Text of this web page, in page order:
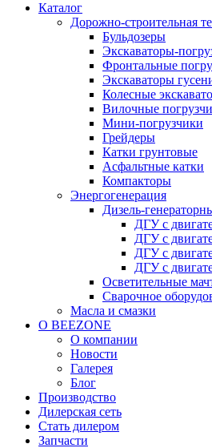
Каталог
Дорожно-строительная
Бульдозеры
Экскаваторы-
Фронтальные
Экскаваторы
Колесные
Вилочные
Мини-погрузчики
Грейдеры
Катки грунтовые
Асфальтные катки
Компакторы
Энергогенерация
Дизель-
ДГУ с
ДГУ с
ДГУ с
ДГУ с
Осветительные
Сварочное
Масла и смазки
О BEEZONE
О компании
Новости
Галерея
Блог
Производство
Дилерская сеть
Стать дилером
Запчасти